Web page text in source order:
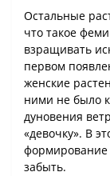
Остальные
что такое
взращивать
первом
женские
ними не было
дуновения
«девочку». В
забыть.